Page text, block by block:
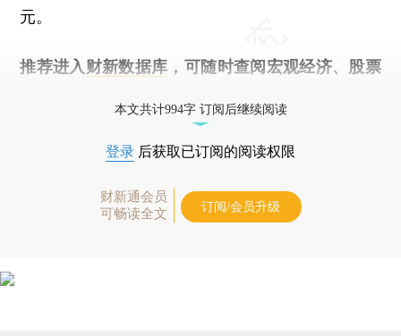
元。
推荐进入 财新数据库 ，可随时查阅宏观经济、股票
本文共计994字 订阅后继续阅读
登录 后获取已订阅的阅读权限
财新通会员
可畅读全文
订阅/会员升级